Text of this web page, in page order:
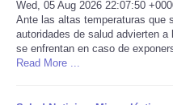
Technology
Travel
Wed, 05 Aug 2026 22:07:50
Ante las altas temperaturas que
autoridades de salud advierten
se enfrentan en caso de
Read More ...